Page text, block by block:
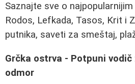
Saznajte sve o
Rodos, Lefkada, Tasos, Krit i
putnika, saveti za smeštaj,
Grčka ostrva - Potpuni vodič
odmor